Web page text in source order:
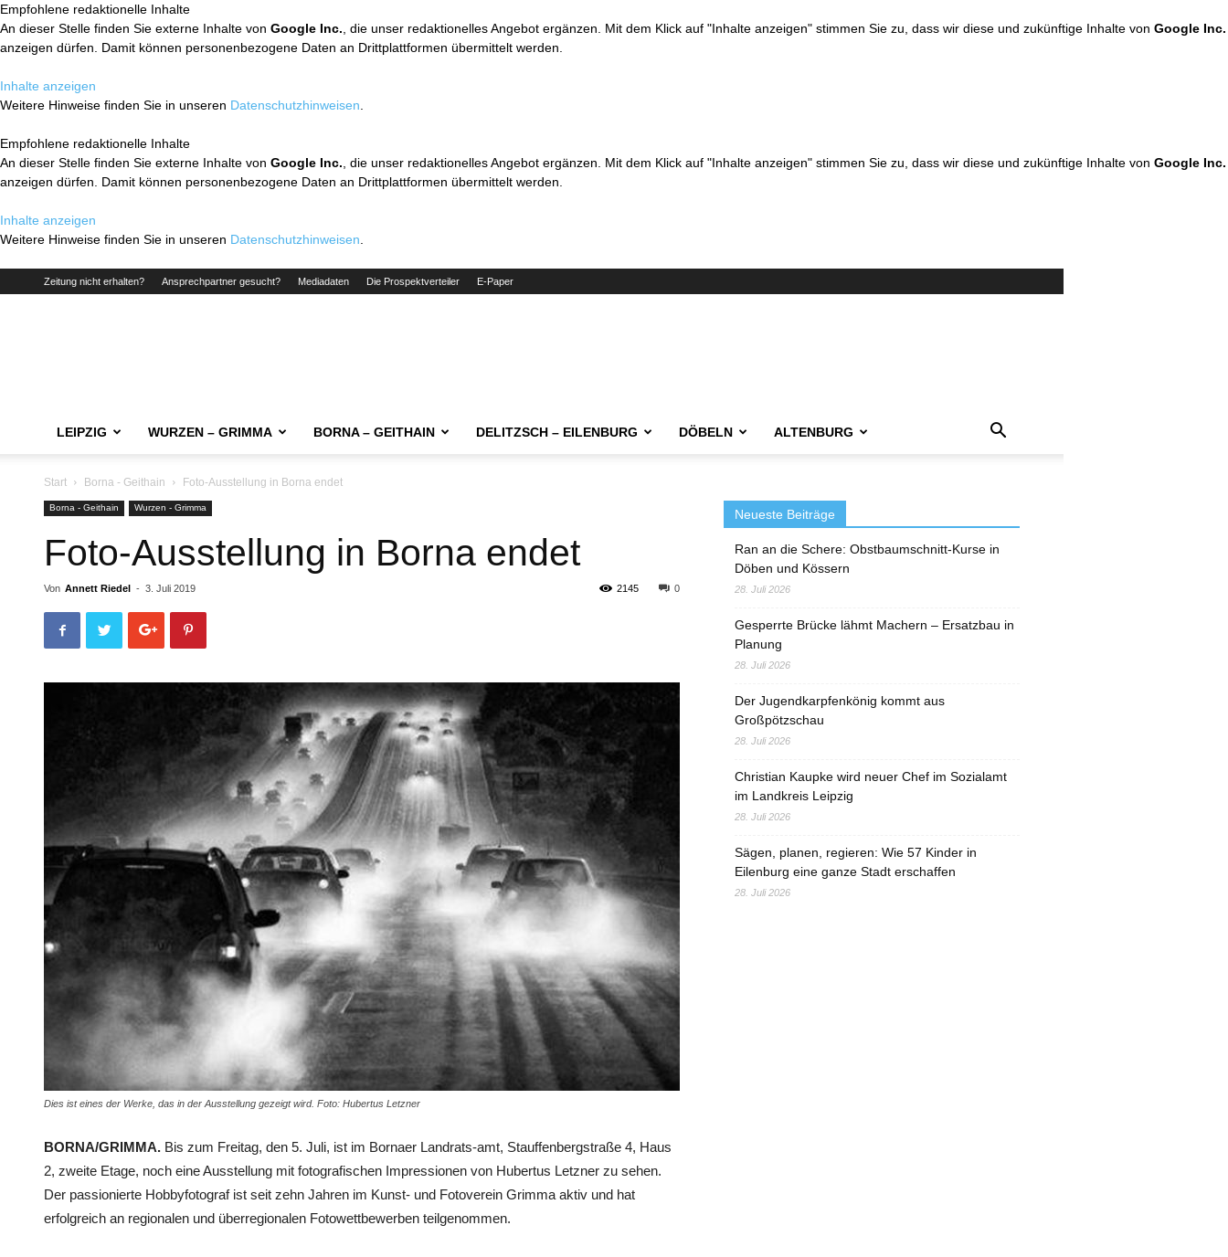
Empfohlene redaktionelle Inhalte
An dieser Stelle finden Sie externe Inhalte von Google Inc. , die unser redaktionelles Angebot ergänzen. Mit dem Klick auf "Inhalte anzeigen" stimmen Sie zu, dass wir diese und zukünftige Inhalte von Google Inc.
anzeigen dürfen. Damit können personenbezogene Daten an Drittplattformen übermittelt werden.
Inhalte anzeigen
Weitere Hinweise finden Sie in unseren Datenschutzhinweisen
Empfohlene redaktionelle Inhalte
An dieser Stelle finden Sie externe Inhalte von Google Inc. , die unser redaktionelles Angebot ergänzen. Mit dem Klick auf "Inhalte anzeigen" stimmen Sie zu, dass wir diese und zukünftige Inhalte von Google Inc.
anzeigen dürfen. Damit können personenbezogene Daten an Drittplattformen übermittelt werden.
Inhalte anzeigen
Weitere Hinweise finden Sie in unseren Datenschutzhinweisen
Zeitung nicht erhalten? Ansprechpartner gesucht? Mediadaten Die Prospektverteiler E-Paper
LEIPZIG WURZEN – GRIMMA BORNA – GEITHAIN DELITZSCH – EILENBURG DÖBELN ALTENBURG
Start Borna - Geithain Foto-Ausstellung in Borna endet
Borna - Geithain Wurzen - Grimma
Foto-Ausstellung in Borna endet
Von Annett Riedel - 3. Juli 2019 0
2145
Dies ist eines der Werke, das in der Ausstellung gezeigt wird. Foto: Hubertus Letzner
BORNA/GRIMMA. Bis zum Freitag, den 5. Juli, ist im Bornaer Landrats-amt, Stauffenbergstraße 4, Haus
2, zweite Etage, noch eine Ausstellung mit fotografischen Impressionen von Hubertus Letzner zu sehen.
Der passionierte Hobbyfotograf ist seit zehn Jahren im Kunst- und Fotoverein Grimma aktiv und hat
erfolgreich an regionalen und überregionalen Fotowettbewerben teilgenommen.
Neueste Beiträge
Ran an die Schere: Obstbaumschnitt-Kurse in
Döben und Kössern
28. Juli 2026
Gesperrte Brücke lähmt Machern – Ersatzbau in
Planung
28. Juli 2026
Der Jugendkarpfenkönig kommt aus
Großpötzschau
28. Juli 2026
Christian Kaupke wird neuer Chef im Sozialamt
im Landkreis Leipzig
28. Juli 2026
Sägen, planen, regieren: Wie 57 Kinder in
Eilenburg eine ganze Stadt erschaffen
28. Juli 2026